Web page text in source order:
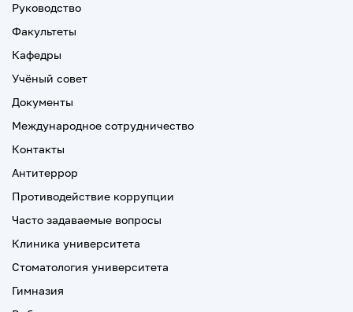
Руководство
Факультеты
Кафедры
Учёный совет
Документы
Международное сотрудничество
Контакты
Антитеррор
Противодействие коррупции
Часто задаваемые вопросы
Клиника университета
Стоматология университета
Гимназия